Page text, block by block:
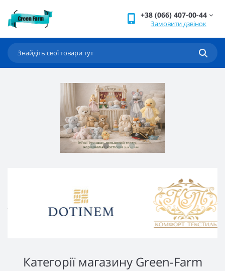
+38 (066) 407-00-44
Замовити дзвінок
Категорії магазину Green-Farm